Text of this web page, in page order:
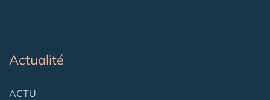
Actualité
ACTU